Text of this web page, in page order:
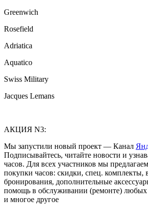
Greenwich
Rosefield
Adriatica
Aquatico
Swiss Military
Jacques Lemans
АКЦИЯ N3:
Мы запустили новый проект — Канал
Подписывайтесь, читайте новости и
часов. Для всех участников мы
покупки часов: скидки, спец. комплекты,
бронирования, дополнительные
помощь в обслуживании (ремонте) любых
и многое другое